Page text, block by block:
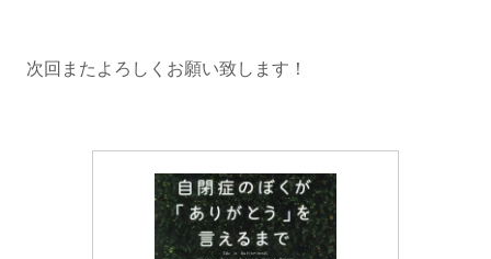
次回またよろしくお願い致します！